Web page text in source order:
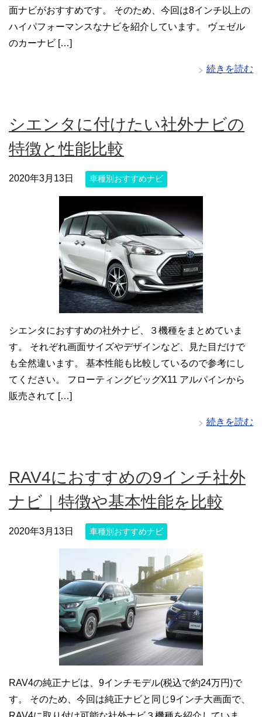
面ナビがおすすめです。 そのため、今回は8インチ以上の
ハイパフォーマンスなナビを紹介しています。 ヴェゼル
のカーナビ […]
続きを読む
シエンタに付けたい社外ナビの
特徴と性能比較
2020年3月13日 車種別おすすめナビ
シエンタにおすすめの社外ナビ、３機種をまとめていま
す。 それぞれ画面サイズやデザインなど、見た目だけで
も全然違います。 基本性能も比較しているので参考にし
てください。 フローティングビッグX11 アルパインから
販売されて […]
続きを読む
RAV4におすすめの9インチ社外
ナビ｜特徴や基本性能を比較
2020年3月13日 車種別おすすめナビ
RAV4の純正ナビは、9インチモデル(税込で約24万円)で
す。 そのため、今回は純正ナビと同じ9インチ大画面で、